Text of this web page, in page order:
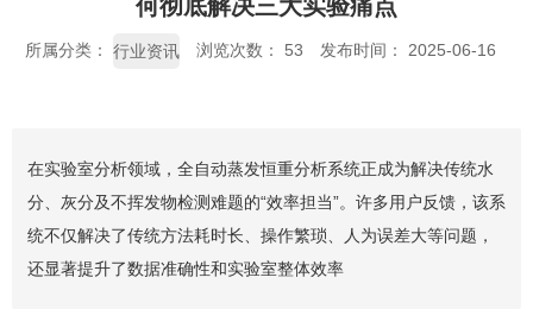
何彻底解决三大实验痛点
所属分类： 行业资讯 浏览次数： 53 发布时间： 2025-06-16
在实验室分析领域，全自动蒸发恒重分析系统正成为解决传统水
分、灰分及不挥发物检测难题的“效率担当”。许多用户反馈，该系
统不仅解决了传统方法耗时长、操作繁琐、人为误差大等问题，
还显著提升了数据准确性和实验室整体效率